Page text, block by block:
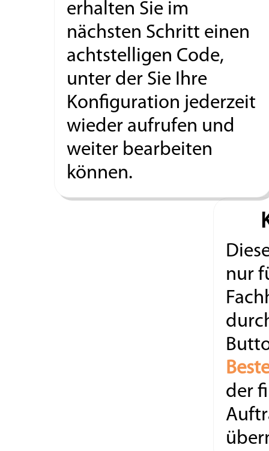
erhalten Sie im
nächsten Schritt einen
achtstelligen Code,
unter der Sie Ihre
Konfiguration jederzeit
wieder aufrufen und
weiter bearbeiten
können.
nur
der